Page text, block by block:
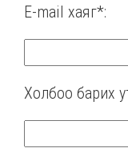
E-mail хаяг*:
Холбоо барих